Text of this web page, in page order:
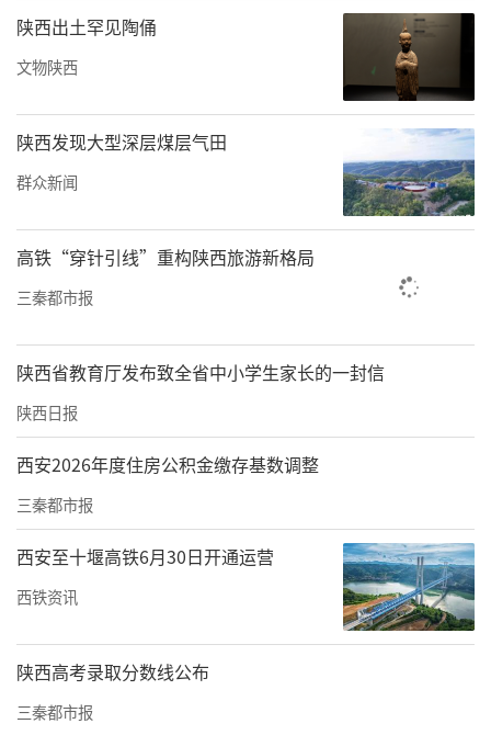
持续显效，家用电器和音像器材类商品同比增
长35.4%，其中能效等级为1级和2级的商品增
长65.8%；通讯器材类商品零售额增长37.2%，
其中智能手机增长60.0%；汽车类商品增长7.
0%，其中新能源汽车增长34.8%。网上零售保
持高速增长，限上单位通过公共网络实现的零
售额同比增长25.3%，增速高于限上单位消费品
零售额17.2个百分点。
全省经济运行延续平稳向好的发展态势。陕西
省统计局相关人员表示，推动经济运行持续向
好仍需不断加力，持续扩大内需，优化供给，
做优增量，盘活存量，着力稳就业、稳企业、
稳市场、稳预期，推动经济实现质的有效提升
和量的合理增长。（记者 张维）
来源：三秦都市报
责任编辑：白睿祺 赵森
陕西出土罕见陶俑
文物陕西
陕西发现大型深层煤层气田
群众新闻
高铁“穿针引线”重构陕西旅游新格局
三秦都市报
陕西省教育厅发布致全省中小学生家长的一封信
陕西日报
西安2026年度住房公积金缴存基数调整
三秦都市报
西安至十堰高铁6月30日开通运营
西铁资讯
陕西高考录取分数线公布
三秦都市报